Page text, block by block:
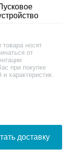
товара носят
от
при покупке
характеристик.
доставку